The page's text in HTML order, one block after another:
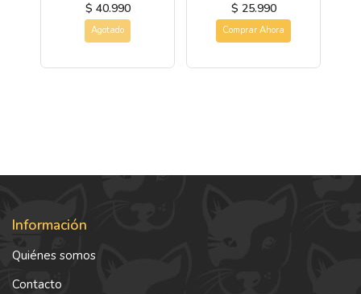
$ 40.990
Agotado
$ 25.990
Comprar Ahora
Información
Quiénes somos
Contacto